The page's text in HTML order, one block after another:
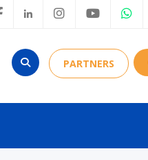
PARTNERS